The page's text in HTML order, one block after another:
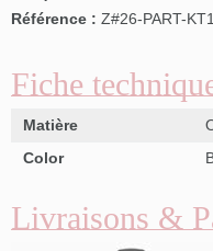
Référence : Z#26-PART-
Fiche
Matière
Color
Livraisons &